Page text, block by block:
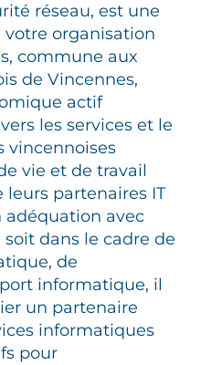
réseau, est une
organisation
commune aux
de Vincennes,
actif
les services et le
vincennoises
vie et de travail
partenaires IT
adéquation avec
dans le cadre de
de
informatique, il
un partenaire
informatiques
pour